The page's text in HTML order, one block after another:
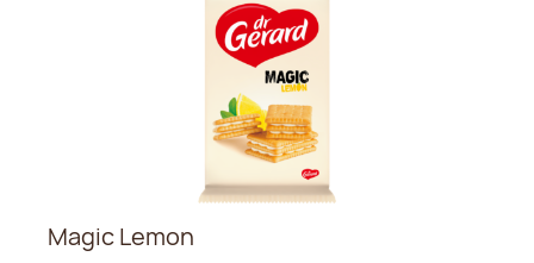
Magic Lemon